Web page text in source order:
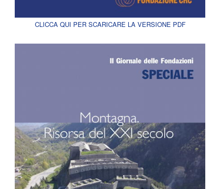
CLICCA QUI PER SCARICARE LA VERSIONE PDF